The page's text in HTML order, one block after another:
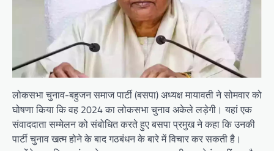
लोकसभा चुनाव-बहुजन समाज पार्टी (बसपा) अध्यक्ष मायावती ने सोमवार को
घोषणा किया कि वह 2024 का लोकसभा चुनाव अकेले लड़ेगी। यहां एक
संवाददाता सम्मेलन को संबोधित करते हुए बसपा प्रमुख ने कहा कि उनकी
पार्टी चुनाव खत्म होने के बाद गठबंधन के बारे में विचार कर सकती है।